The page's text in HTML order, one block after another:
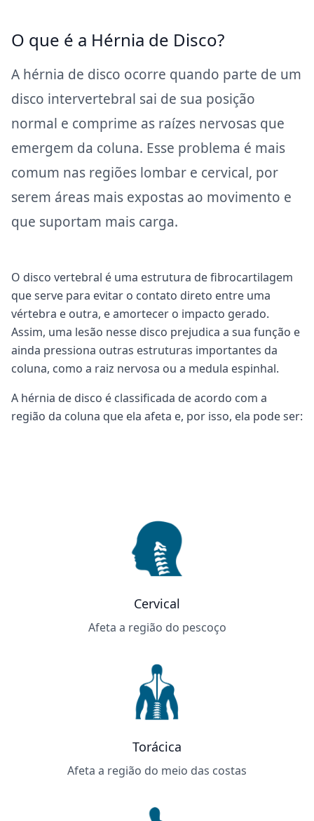
O que é a Hérnia de Disco?
A hérnia de disco ocorre quando parte de um
disco intervertebral sai de sua posição
normal e comprime as raízes nervosas que
emergem da coluna. Esse problema é mais
comum nas regiões lombar e cervical, por
serem áreas mais expostas ao movimento e
que suportam mais carga.
O disco vertebral é uma estrutura de fibrocartilagem
que serve para evitar o contato direto entre uma
vértebra e outra, e amortecer o impacto gerado.
Assim, uma lesão nesse disco prejudica a sua função e
ainda pressiona outras estruturas importantes da
coluna, como a raiz nervosa ou a medula espinhal.
A hérnia de disco é classificada de acordo com a
região da coluna que ela afeta e, por isso, ela pode ser:
Cervical
Afeta a região do pescoço
Torácica
Afeta a região do meio das costas